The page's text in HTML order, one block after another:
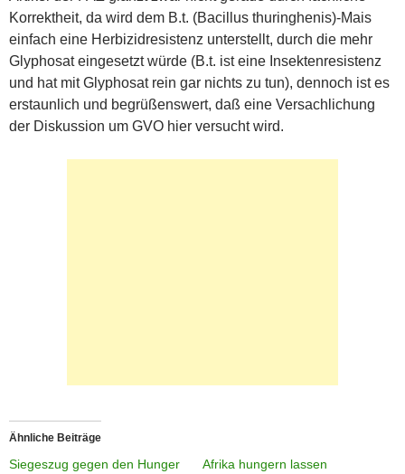
Korrektheit, da wird dem B.t. (Bacillus thuringhenis)-Mais
einfach eine Herbizidresistenz unterstellt, durch die mehr
Glyphosat eingesetzt würde (B.t. ist eine Insektenresistenz
und hat mit Glyphosat rein gar nichts zu tun), dennoch ist es
erstaunlich und begrüßenswert, daß eine Versachlichung
der Diskussion um GVO hier versucht wird.
Ähnliche Beiträge
Siegeszug gegen den Hunger
Afrika hungern lassen